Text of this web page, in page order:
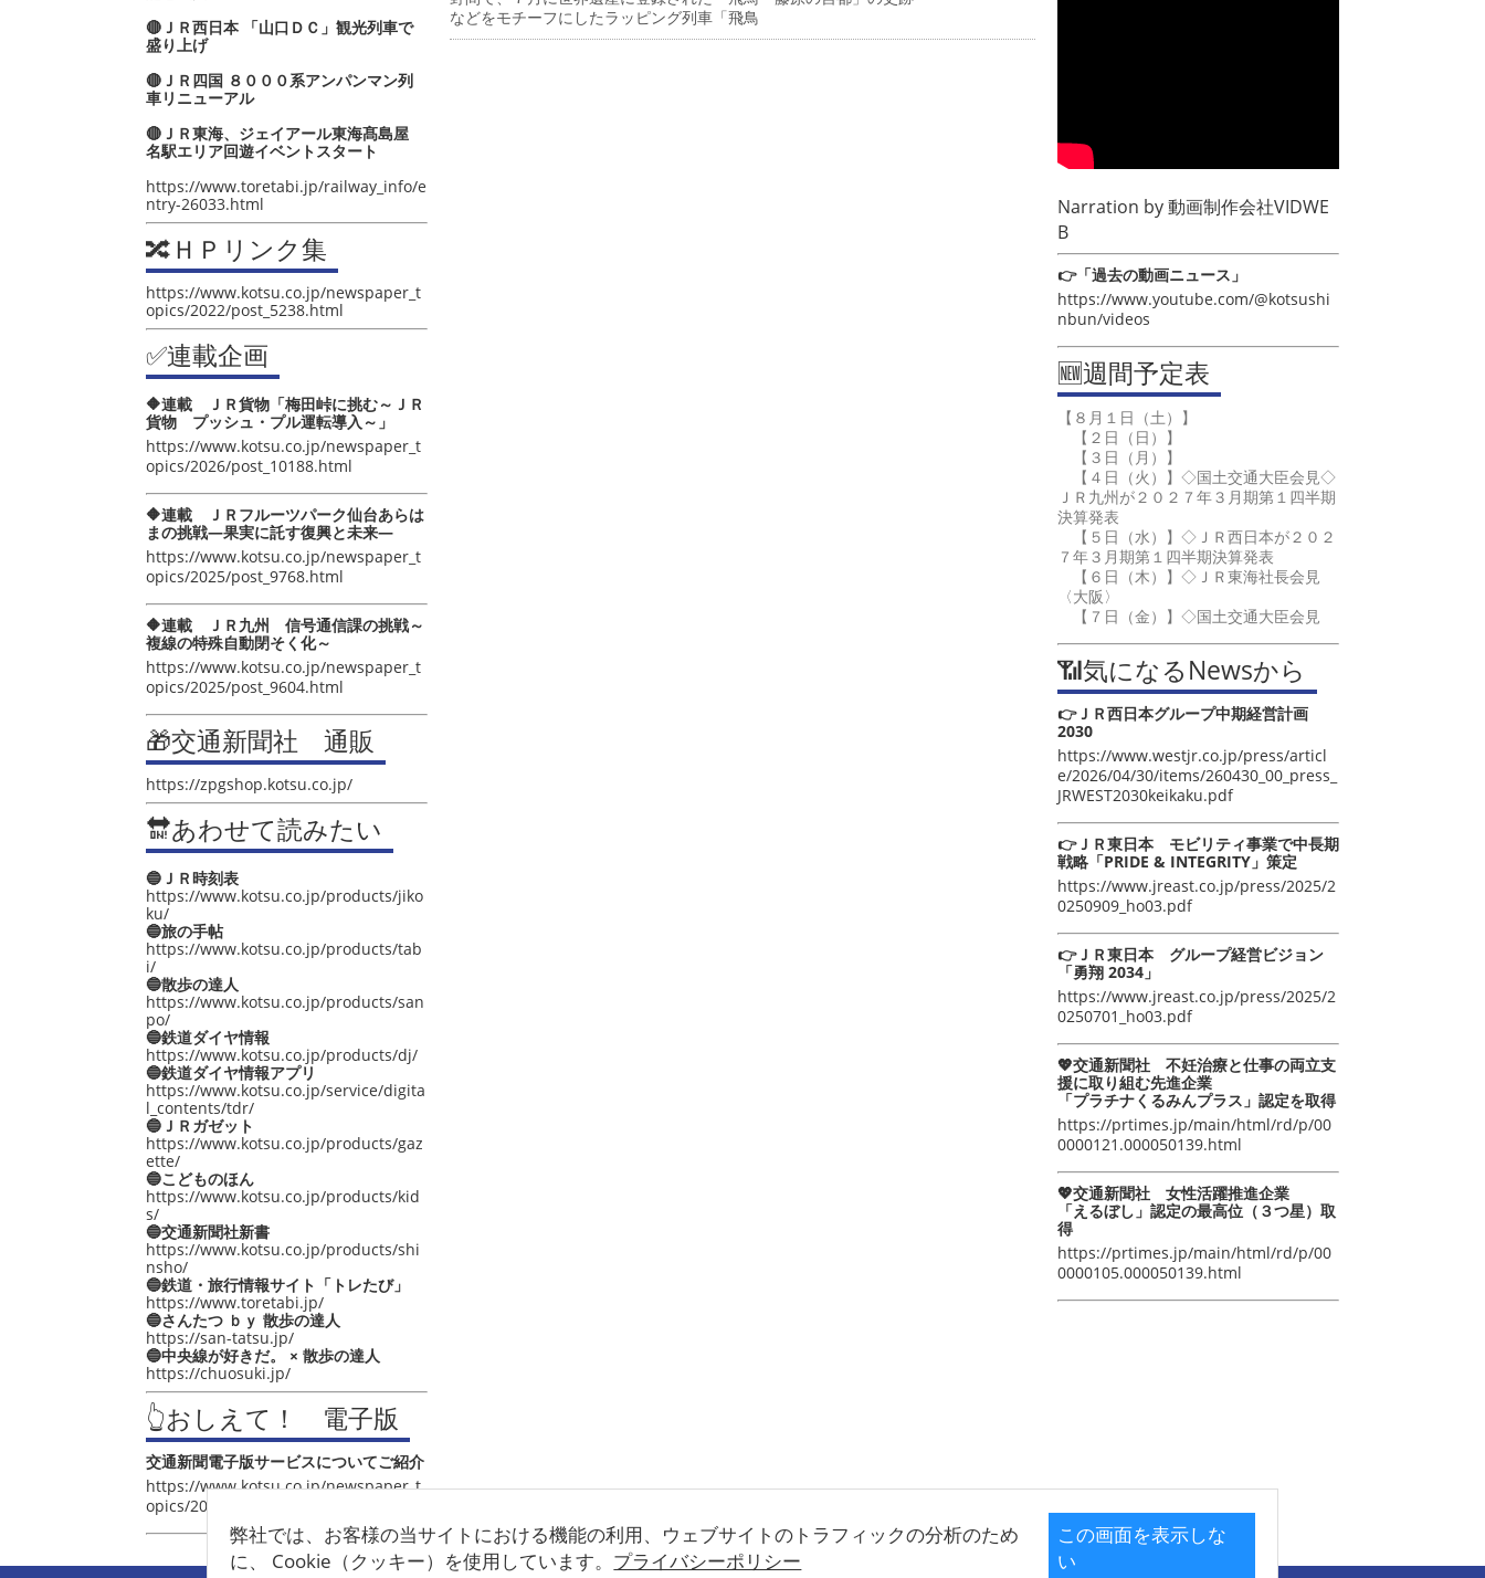
弊社では、お客様の当サイトにおける機能の利用、ウェブサイトのトラフィックの分析のため
に、 Cookie（クッキー）を使用しています。 プライバシーポリシー
この画面を表示しな
い
🔴ＪＲ西日本 「山口ＤＣ」観光列車で
盛り上げ
🔴ＪＲ四国 ８０００系アンパンマン列
車リニューアル
🔴ＪＲ東海、ジェイアール東海髙島屋
名駅エリア回遊イベントスタート
https://www.toretabi.jp/railway_info/e
ntry-26033.html
🔀ＨＰリンク集
https://www.kotsu.co.jp/newspaper_t
opics/2022/post_5238.html
✅連載企画
🔶連載 ＪＲ貨物「梅田峠に挑む～ＪＲ
貨物 プッシュ・プル運転導入～」
https://www.kotsu.co.jp/newspaper_t
opics/2026/post_10188.html
🔶連載 ＪＲフルーツパーク仙台あらは
まの挑戦―果実に託す復興と未来―
https://www.kotsu.co.jp/newspaper_t
opics/2025/post_9768.html
🔶連載 ＪＲ九州 信号通信課の挑戦～
複線の特殊自動閉そく化～
https://www.kotsu.co.jp/newspaper_t
opics/2025/post_9604.html
🎁交通新聞社 通販
https://zpgshop.kotsu.co.jp/
🔛あわせて読みたい
🔵ＪＲ時刻表
https://www.kotsu.co.jp/products/jiko
ku/
🔵旅の手帖
https://www.kotsu.co.jp/products/tab
i/
🔵散歩の達人
https://www.kotsu.co.jp/products/san
po/
🔵鉄道ダイヤ情報
https://www.kotsu.co.jp/products/dj/
🔵鉄道ダイヤ情報アプリ
https://www.kotsu.co.jp/service/digita
l_contents/tdr/
🔵ＪＲガゼット
https://www.kotsu.co.jp/products/gaz
ette/
🔵こどものほん
https://www.kotsu.co.jp/products/kid
s/
🔵交通新聞社新書
https://www.kotsu.co.jp/products/shi
nsho/
🔵鉄道・旅行情報サイト「トレたび」
https://www.toretabi.jp/
🔵さんたつ ｂｙ 散歩の達人
https://san-tatsu.jp/
🔵中央線が好きだ。 × 散歩の達人
https://chuosuki.jp/
👆おしえて！ 電子版
交通新聞電子版サービスについてご紹介
https://www.kotsu.co.jp/newspaper_t
opics/2021/post_4048.html
などをモチーフにしたラッピング列車「飛鳥
Narration by動画制作会社VIDWE
B
👉「過去の動画ニュース」
https://www.youtube.com/@kotsushi
nbun/videos
🆕週間予定表
【８月１日（土）】
【２日（日）】
【３日（月）】
【４日（火）】◇国土交通大臣会見◇
ＪＲ九州が２０２７年３月期第１四半期
決算発表
【５日（水）】◇ＪＲ西日本が２０２
７年３月期第１四半期決算発表
【６日（木）】◇ＪＲ東海社長会見
〈大阪〉
【７日（金）】◇国土交通大臣会見
📶気になるNewsから
👉ＪＲ西日本グループ中期経営計画
2030
https://www.westjr.co.jp/press/articl
e/2026/04/30/items/260430_00_press_
JRWEST2030keikaku.pdf
👉ＪＲ東日本 モビリティ事業で中長期
戦略「PRIDE & INTEGRITY」策定
https://www.jreast.co.jp/press/2025/2
0250909_ho03.pdf
👉ＪＲ東日本 グループ経営ビジョン
「勇翔 2034」
https://www.jreast.co.jp/press/2025/2
0250701_ho03.pdf
💖交通新聞社 不妊治療と仕事の両立支
援に取り組む先進企業
「プラチナくるみんプラス」認定を取得
https://prtimes.jp/main/html/rd/p/00
0000121.000050139.html
💖交通新聞社 女性活躍推進企業
「えるぼし」認定の最高位（３つ星）取
得
https://prtimes.jp/main/html/rd/p/00
0000105.000050139.html